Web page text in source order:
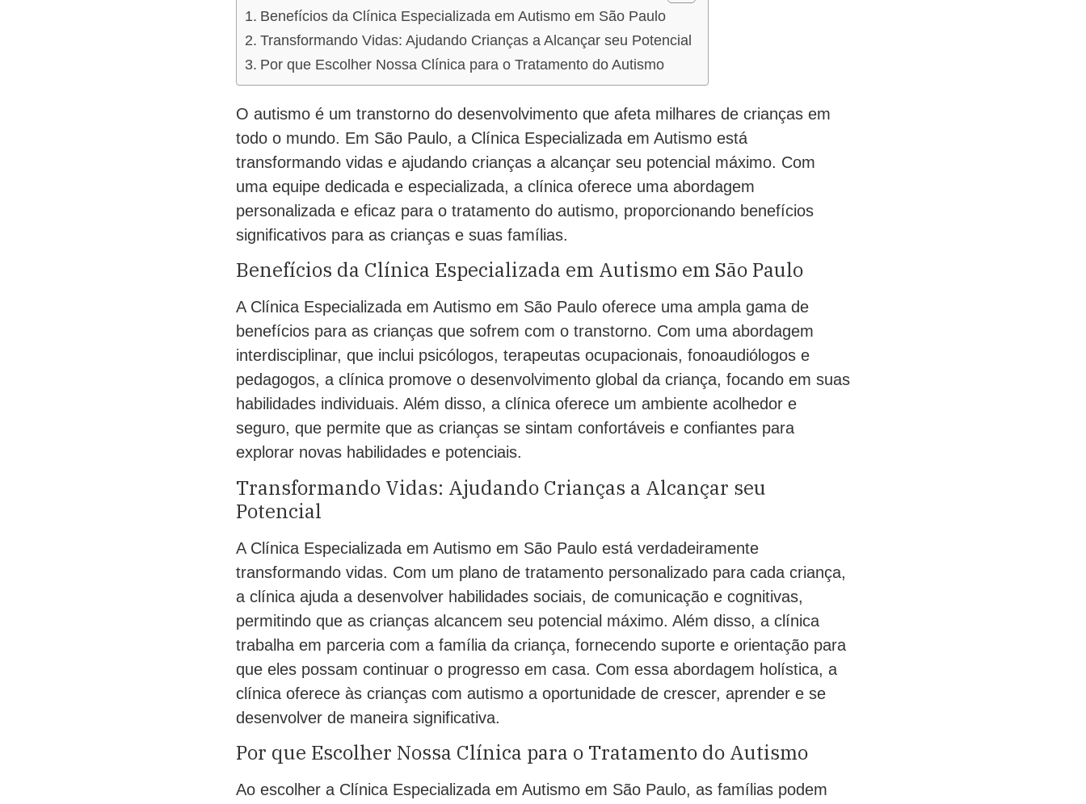
Benefícios da Clínica Especializada em Autismo em São Paulo
Transformando Vidas: Ajudando Crianças a Alcançar seu Potencial
Por que Escolher Nossa Clínica para o Tratamento do Autismo
O autismo é um transtorno do desenvolvimento que afeta milhares de crianças em
todo o mundo. Em São Paulo, a Clínica Especializada em Autismo está
transformando vidas e ajudando crianças a alcançar seu potencial máximo. Com
uma equipe dedicada e especializada, a clínica oferece uma abordagem
personalizada e eficaz para o tratamento do autismo, proporcionando benefícios
significativos para as crianças e suas famílias.
Benefícios da Clínica Especializada em Autismo em São Paulo
A Clínica Especializada em Autismo em São Paulo oferece uma ampla gama de
benefícios para as crianças que sofrem com o transtorno. Com uma abordagem
interdisciplinar, que inclui psicólogos, terapeutas ocupacionais, fonoaudiólogos e
pedagogos, a clínica promove o desenvolvimento global da criança, focando em suas
habilidades individuais. Além disso, a clínica oferece um ambiente acolhedor e
seguro, que permite que as crianças se sintam confortáveis e confiantes para
explorar novas habilidades e potenciais.
Transformando Vidas: Ajudando Crianças a Alcançar seu
Potencial
A Clínica Especializada em Autismo em São Paulo está verdadeiramente
transformando vidas. Com um plano de tratamento personalizado para cada criança,
a clínica ajuda a desenvolver habilidades sociais, de comunicação e cognitivas,
permitindo que as crianças alcancem seu potencial máximo. Além disso, a clínica
trabalha em parceria com a família da criança, fornecendo suporte e orientação para
que eles possam continuar o progresso em casa. Com essa abordagem holística, a
clínica oferece às crianças com autismo a oportunidade de crescer, aprender e se
desenvolver de maneira significativa.
Por que Escolher Nossa Clínica para o Tratamento do Autismo
Ao escolher a Clínica Especializada em Autismo em São Paulo, as famílias podem